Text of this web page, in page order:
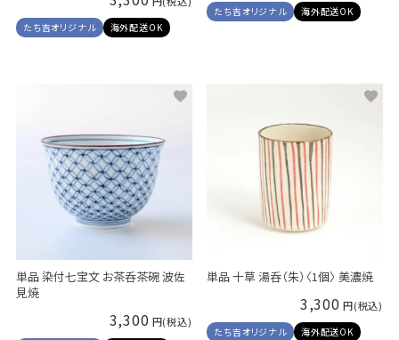
たち吉オリジナル 海外配送OK
たち吉オリジナル 海外配送OK
単品 染付七宝文 お茶呑茶碗 波佐
見焼
3,300
単品 十草 湯呑（朱）〈1個〉 美濃焼
3,300
たち吉オリジナル 海外配送OK